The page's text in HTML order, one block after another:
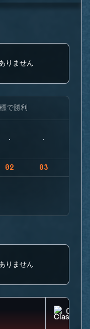
りません
で勝利
02 03
りません
CLASH